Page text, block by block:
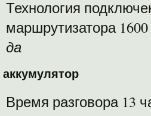
Технология
маршрутизатора
да
аккумулятор
Время разговора 13